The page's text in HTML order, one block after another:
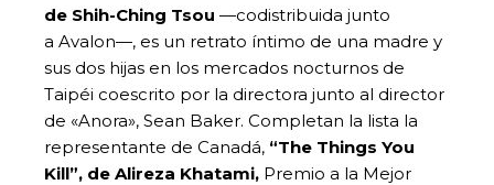
de Shih-Ching Tsou —codistribuida junto
a Avalon—, es un retrato íntimo de una madre y
sus dos hijas en los mercados nocturnos de
Taipéi coescrito por la directora junto al director
de «Anora», Sean Baker. Completan la lista la
representante de Canadá, “The Things You
Kill”, de Alireza Khatami, Premio a la Mejor